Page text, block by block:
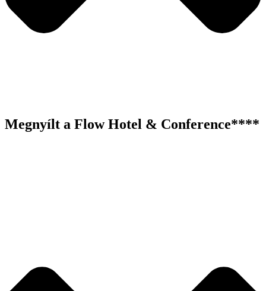
Megnyílt a Flow Hotel & Conference****